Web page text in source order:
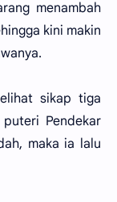
menambah
kini makin
sikap tiga
Pendekar
maka ia lalu